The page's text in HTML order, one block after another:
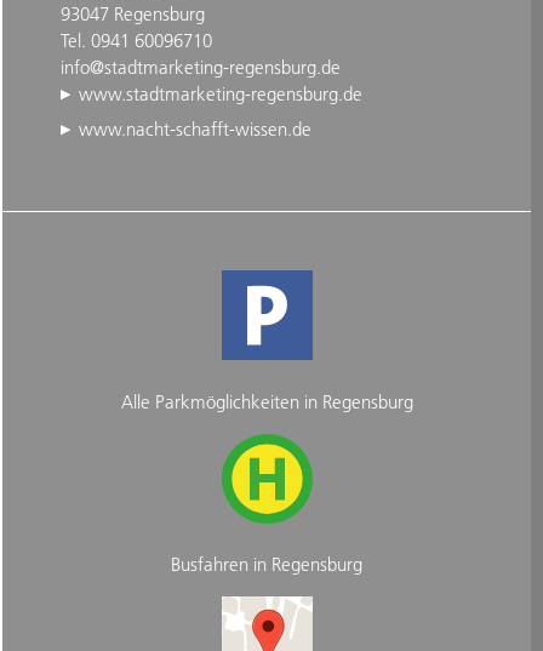
93047 Regensburg
Tel. 0941 60096710
info@stadtmarketing-regensburg.de
www.stadtmarketing-regensburg.de
www.nacht-schafft-wissen.de
Alle Parkmöglichkeiten in Regensburg
Busfahren in Regensburg